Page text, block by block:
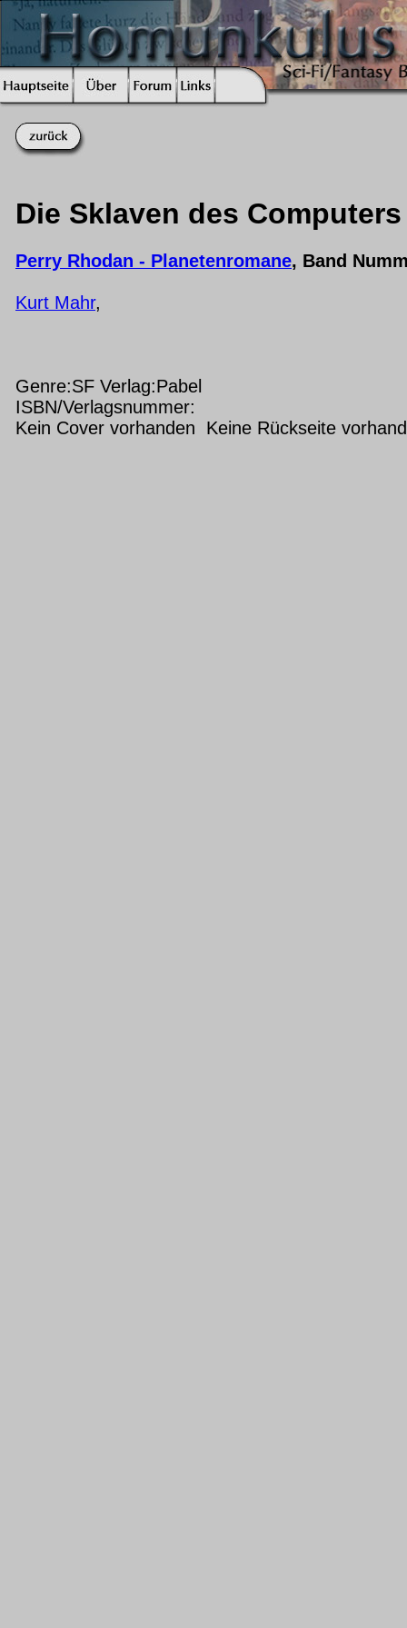
Die Sklaven des Computers
Perry Rhodan - Planetenromane, Band
Kurt Mahr,
Genre:SF Verlag:Pabel
ISBN/Verlagsnummer:
Kein Cover vorhanden Keine Rückseite